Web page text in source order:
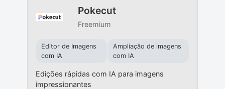
Pokecut
Freemium
Editor de Imagens
com IA
Ampliação de imagens
com IA
Edições rápidas com IA para imagens
impressionantes